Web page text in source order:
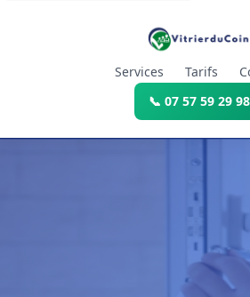
Services Tarifs
📞 07 57 59 29 98